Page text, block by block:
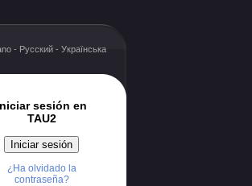
- Русский - Українська
sesión en
TAU2
¿Ha olvidado la
contraseña?